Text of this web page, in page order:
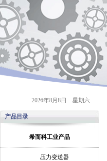
2026年8月8日 星期六
产品目录
希而科工业产品
压力变送器